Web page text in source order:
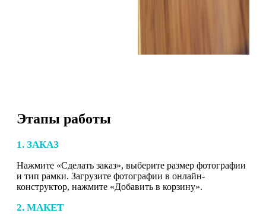
Этапы работы
1. ЗАКАЗ
Нажмите «Сделать заказ», выберите размер фотографии
и тип рамки. Загрузите фотографии в онлайн-
конструктор, нажмите «Добавить в корзину».
2. МАКЕТ